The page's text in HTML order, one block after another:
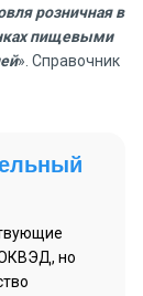
розничная в
пищевыми
». Справочник
ОКВЭД, но